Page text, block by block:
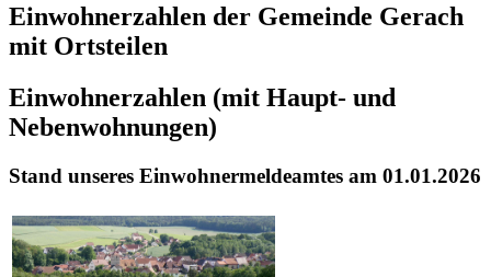
Einwohnerzahlen der Gemeinde Gerach
mit Ortsteilen
Einwohnerzahlen (mit Haupt- und
Nebenwohnungen)
Stand unseres Einwohnermeldeamtes am 01.01.2026